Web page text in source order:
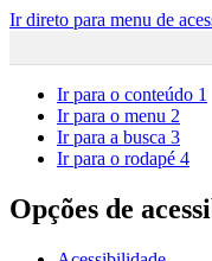
Ir direto para menu de
Ir para o conteúdo 1
Ir para o menu 2
Ir para a busca 3
Ir para o rodapé 4
Opções de